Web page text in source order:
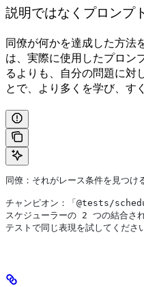
説明ではなくプロンプ
同僚が何かを達成した方法
は、実際に使用したプロン
るよりも、自分の問題に対
とで、より多くを学び、す
同僚：それがレース条件を見つけ
チャンピオン：「@tests/
スケジューラーの 2 つの結合さ
テストで同じ表現を試してくださ